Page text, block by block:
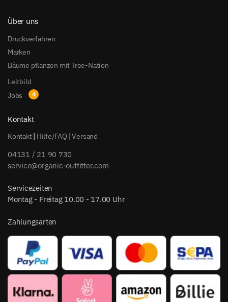
Über uns
Druckverfahren
Marken
Bäume pflanzen mit Tree-Nation
Leitbild
Jobs
Kontakt
Kontakt| Hilfe/FAQ |Versand
04131 / 21 90 730
service@organic-outfitter.com
Servicezeiten
Montag - Freitag 10.00 - 17.00 Uhr
Zahlungsarten